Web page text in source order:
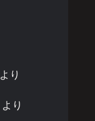
より
より